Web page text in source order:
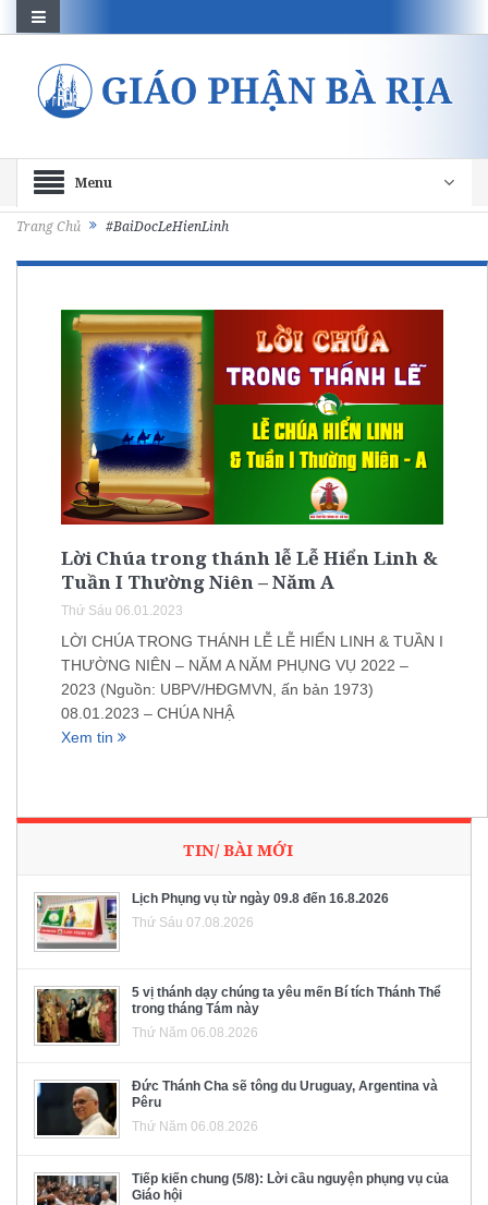
Menu
Trang Chủ #BaiDocLeHienLinh
Lời Chúa trong thánh lễ Lễ Hiển Linh &
Tuần I Thường Niên – Năm A
Thứ Sáu 06.01.2023
LỜI CHÚA TRONG THÁNH LỄ LỄ HIỂN LINH & TUẦN I
THƯỜNG NIÊN – NĂM A NĂM PHỤNG VỤ 2022 –
2023 (Nguồn: UBPV/HĐGMVN, ấn bản 1973)
08.01.2023 – CHÚA NHẬ
Xem tin
TIN/ BÀI MỚI
Lịch Phụng vụ từ ngày 09.8 đến 16.8.2026
Thứ Sáu 07.08.2026
5 vị thánh dạy chúng ta yêu mến Bí tích Thánh Thể
trong tháng Tám này
Thứ Năm 06.08.2026
Đức Thánh Cha sẽ tông du Uruguay, Argentina và
Pêru
Thứ Năm 06.08.2026
Tiếp kiến chung (5/8): Lời cầu nguyện phụng vụ của
Giáo hội